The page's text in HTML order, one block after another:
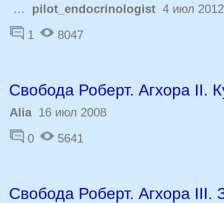
… pilot_endocrinologist 4 июл 2012
1
8047
Свобода Роберт. Агхора II.
Alia16 июл 2008
0
5641
Свобода Роберт. Агхора III.